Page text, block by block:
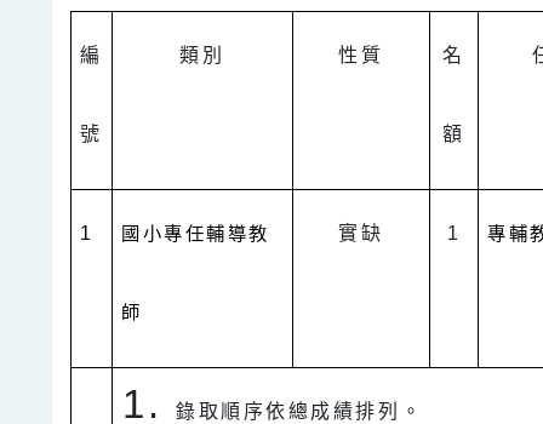
編
號
類別 性質 名
額
1 國小專任輔導教
師
實缺 1 專輔
錄取順序依總成績排列。